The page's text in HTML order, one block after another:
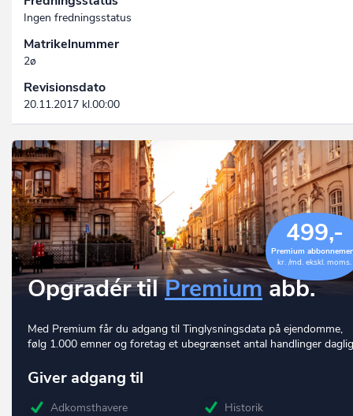
Ingen fredningsstatus
Matrikelnummer
2ø
Revisionsdato
20.11.2017 kl.00:00
499,-
Premium
kr. /md. ekskl. moms.
Opgradér tilPremium abb.
Med Premium får du adgang til Tinglysningsdata på ejendomme,
følg 1.000 emner og foretag et ubegrænset antal handlinger
Giver adgang til
Adkomsthavere
Historik